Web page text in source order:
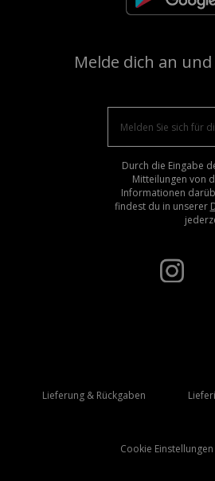
Melde dich an
Durch die Eingabe
Mitteilungen von
Informationen
findest du in unserer
Lieferung & Rückgaben
Cookie Einstellungen